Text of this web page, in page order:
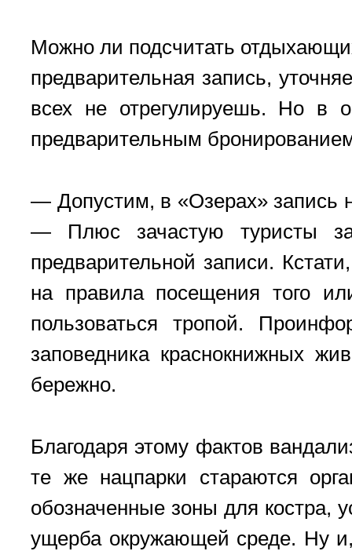
Можно ли подсчитать
предварительная запись,
всех не отрегулируешь. Но в
предварительным
— Допустим, в «Озерах» запись
— Плюс зачастую туристы
предварительной записи.
на правила посещения того
пользоваться тропой.
заповедника краснокнижных
бережно.
Благодаря этому фактов
те же нацпарки стараются
обозначенные зоны для костра,
ущерба окружающей среде. Ну и,